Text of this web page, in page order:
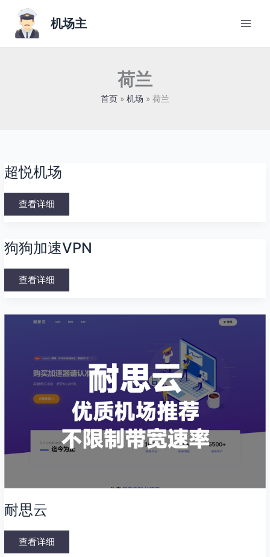
机场主
荷兰
首页 机场 荷兰
超悦机场
超
悦
场
查看详细
狗狗加速VPN
狗
狗
速
VPN
查看详细
耐思云
耐
查看详细